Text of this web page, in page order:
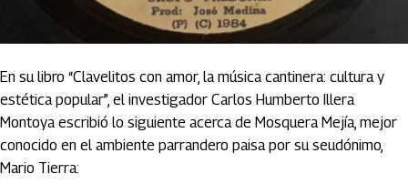
En su libro “Clavelitos con amor, la música cantinera: cultura y
estética popular”, el investigador Carlos Humberto Illera
Montoya escribió lo siguiente acerca de Mosquera Mejía, mejor
conocido en el ambiente parrandero paisa por su seudónimo,
Mario Tierra: